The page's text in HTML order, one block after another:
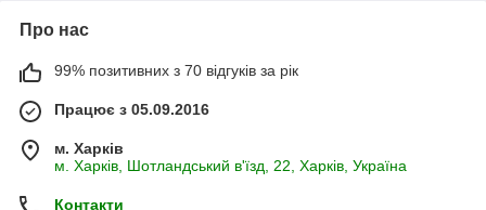
Про нас
99% позитивних з 70 відгуків за рік
Працює з 05.09.2016
м. Харків
м. Харків, Шотландський в'їзд, 22, Харків, Україна
Контакти